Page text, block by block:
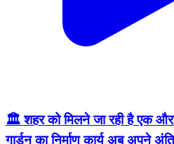
🏛️ शहर को मिलने जा रही है एक
गार्डन का निर्माण कार्य अब अपने